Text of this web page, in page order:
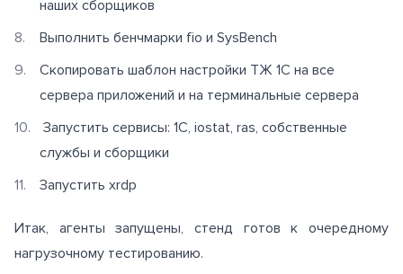
наших сборщиков
Выполнить бенчмарки fio и SysBench
Скопировать шаблон настройки ТЖ 1С на все
сервера приложений и на терминальные сервера
Запустить сервисы: 1С, iostat, ras, собственные
службы и сборщики
Запустить xrdp
Итак, агенты запущены, стенд готов к очередному
нагрузочному тестированию.